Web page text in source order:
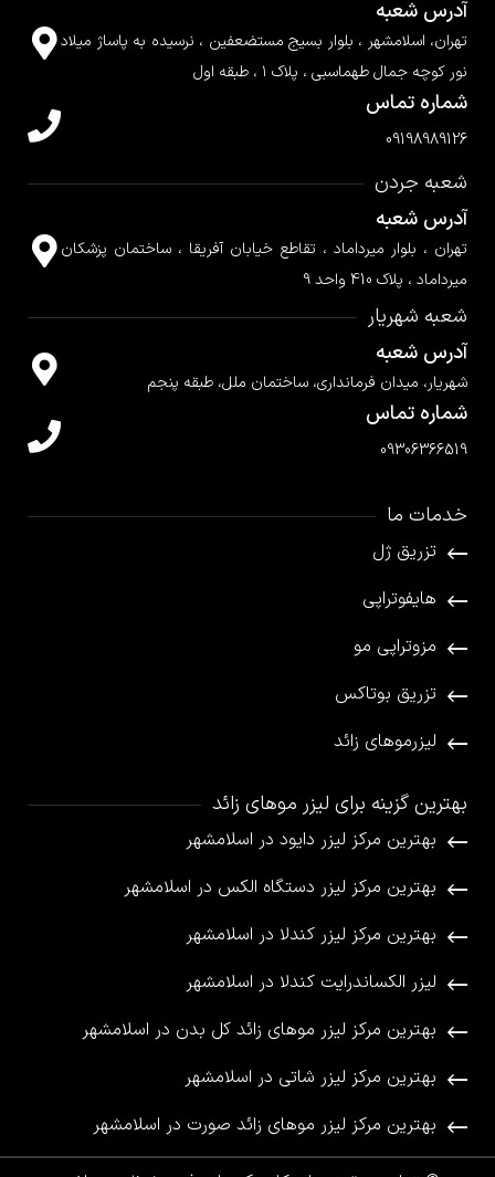
آدرس شعبه
تهران، اسلامشهر ، بلوار بسیج مستضعفین ، نرسیده به پاساژ میلاد
نور کوچه جمال طهماسبی ، پلاک ۱ ، طبقه اول
شماره تماس
09198989126
شعبه جردن
آدرس شعبه
تهران ، بلوار میرداماد ، تقاطع خیابان آفریقا ، ساختمان پزشکان
میرداماد ، پلاک 410 واحد 9
شعبه شهریار
آدرس شعبه
شهریار، میدان فرمانداری، ساختمان ملل، طبقه پنجم
شماره تماس
09306366519
خدمات ما
تزریق ژل
هایفوتراپی
مزوتراپی مو
تزریق بوتاکس
لیزرموهای زائد
بهترین گزینه برای لیزر موهای زائد
بهترین مرکز لیزر دایود در اسلامشهر
بهترین مرکز لیزر دستگاه الکس در اسلامشهر
بهترین مرکز لیزر کندلا در اسلامشهر
لیزر الکساندرایت کندلا در اسلامشهر
بهترین مرکز لیزر موهای زائد کل بدن در اسلامشهر
بهترین مرکز لیزر شاتی در اسلامشهر
بهترین مرکز لیزر موهای زائد صورت در اسلامشهر